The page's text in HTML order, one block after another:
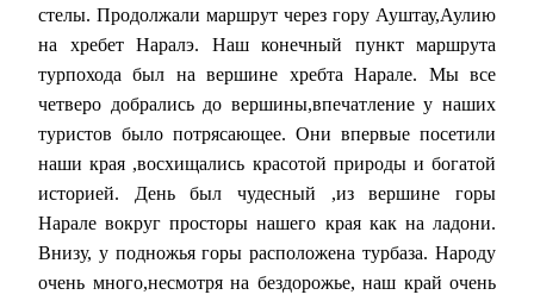
стелы. Продолжали маршрут через гору Ауштау,Аулию
на хребет Наралэ. Наш конечный пункт маршрута
турпохода был на вершине хребта Нарале. Мы все
четверо добрались до вершины,впечатление у наших
туристов было потрясающее. Они впервые посетили
наши края ,восхищались красотой природы и богатой
историей. День был чудесный ,из вершине горы
Нарале вокруг просторы нашего края как на ладони.
Внизу, у подножья горы расположена турбаза. Народу
очень много,несмотря на бездорожье, наш край очень